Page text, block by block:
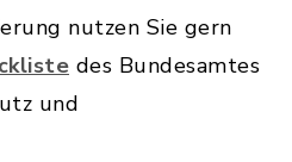
nutzen Sie gern
des Bundesamtes
und